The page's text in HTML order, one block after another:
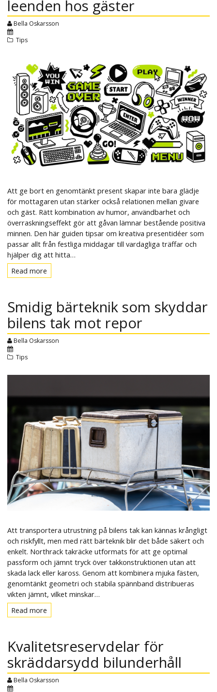
leenden hos gäster
Bella Oskarsson
Tips
Att ge bort en genomtänkt present skapar inte bara glädje
för mottagaren utan stärker också relationen mellan givare
och gäst. Rätt kombination av humor, användbarhet och
överraskningseffekt gör att gåvan lämnar bestående positiva
minnen. Den här guiden tipsar om kreativa presentidéer som
passar allt från festliga middagar till vardagliga träffar och
hjälper dig att hitta…
Read more
Smidig bärteknik som skyddar
bilens tak mot repor
Bella Oskarsson
Tips
Att transportera utrustning på bilens tak kan kännas krångligt
och riskfyllt, men med rätt bärteknik blir det både säkert och
enkelt. Northrack takräcke utformats för att ge optimal
passform och jämnt tryck över takkonstruktionen utan att
skada lack eller kaross. Genom att kombinera mjuka fästen,
genomtänkt geometri och stabila spännband distribueras
vikten jämnt, vilket minskar…
Read more
Kvalitetsreservdelar för
skräddarsydd bilunderhåll
Bella Oskarsson